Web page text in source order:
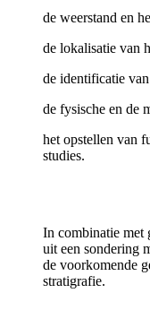
de weerstand en
de lokalisatie van
de identificatie
de fysische en de
het opstellen van
studies.
In combinatie met
uit een sondering
de voorkomende
stratigrafie.